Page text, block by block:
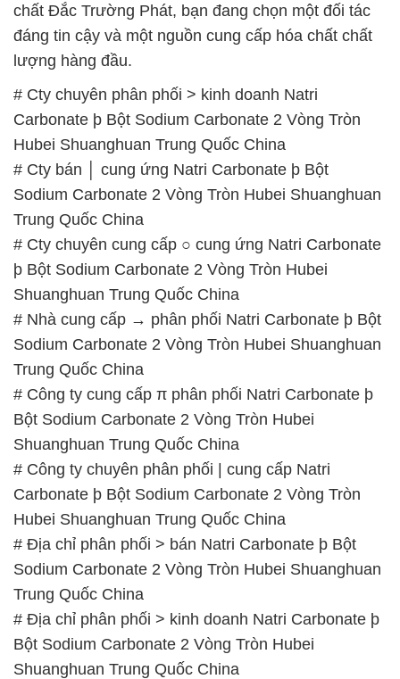
chất Đắc Trường Phát, bạn đang chọn một đối tác
đáng tin cậy và một nguồn cung cấp hóa chất chất
lượng hàng đầu.
# Cty chuyên phân phối > kinh doanh Natri
Carbonate þ Bột Sodium Carbonate 2 Vòng Tròn
Hubei Shuanghuan Trung Quốc China
# Cty bán │ cung ứng Natri Carbonate þ Bột
Sodium Carbonate 2 Vòng Tròn Hubei Shuanghuan
Trung Quốc China
# Cty chuyên cung cấp ○ cung ứng Natri Carbonate
þ Bột Sodium Carbonate 2 Vòng Tròn Hubei
Shuanghuan Trung Quốc China
# Nhà cung cấp → phân phối Natri Carbonate þ Bột
Sodium Carbonate 2 Vòng Tròn Hubei Shuanghuan
Trung Quốc China
# Công ty cung cấp π phân phối Natri Carbonate þ
Bột Sodium Carbonate 2 Vòng Tròn Hubei
Shuanghuan Trung Quốc China
# Công ty chuyên phân phối | cung cấp Natri
Carbonate þ Bột Sodium Carbonate 2 Vòng Tròn
Hubei Shuanghuan Trung Quốc China
# Địa chỉ phân phối > bán Natri Carbonate þ Bột
Sodium Carbonate 2 Vòng Tròn Hubei Shuanghuan
Trung Quốc China
# Địa chỉ phân phối > kinh doanh Natri Carbonate þ
Bột Sodium Carbonate 2 Vòng Tròn Hubei
Shuanghuan Trung Quốc China